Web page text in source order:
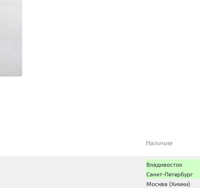
Наличие
Владивосток
Санкт-Петербург
Москва (Химки)